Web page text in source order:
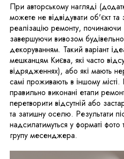
При авторському нагляді
можете не відвідувати об'єкт та
реалізацію ремонту, починаючи
завершуючи вивозом
декоруванням. Такий варіант
мешканцям Києва, які часто
відрядженнях), або які мають
самі проживають в іншому місті.
правильно виконані етапи
перетворити відсутній або
та затишну оселю. Результати
надсилатимуться у форматі фото
групу месенджера.